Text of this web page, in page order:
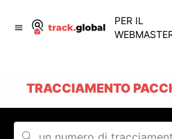
PER IL
TRACCIAMENTO